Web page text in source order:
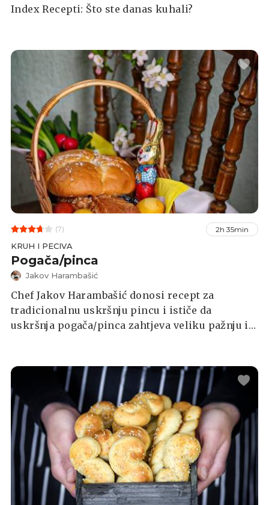
Index Recepti: Što ste danas kuhali?
(7) 2h 35min
KRUH I PECIVA
Pogača/pinca
Jakov Harambašić
Chef Jakov Harambašić donosi recept za
tradicionalnu uskršnju pincu i ističe da
uskršnja pogača/pinca zahtjeva veliku pažnju i
svega što nestane u tren, zar ne?